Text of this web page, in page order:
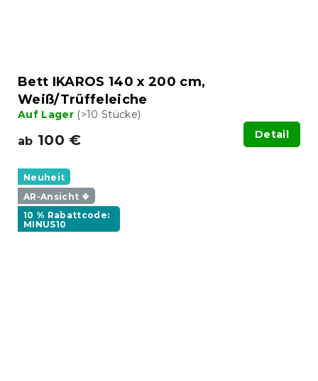
Bett IKAROS 140 x 200 cm,
Weiß/Trüffeleiche
Auf Lager (>10 Stücke)
ab 100 € Detail
Neuheit
AR-Ansicht ❖
10 % Rabattcode:
MINUS10